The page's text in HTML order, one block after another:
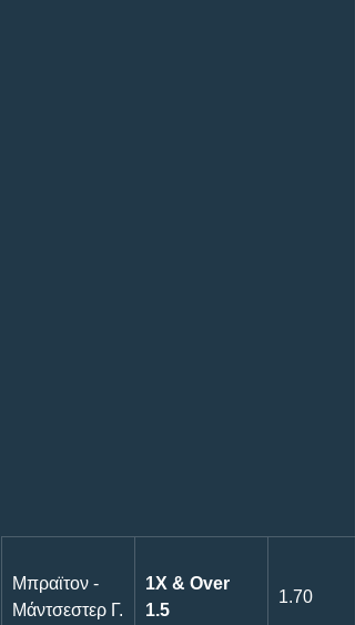
Μπραϊτον -
Μάντσεστερ Γ.
1X & Over
1.5
1.70